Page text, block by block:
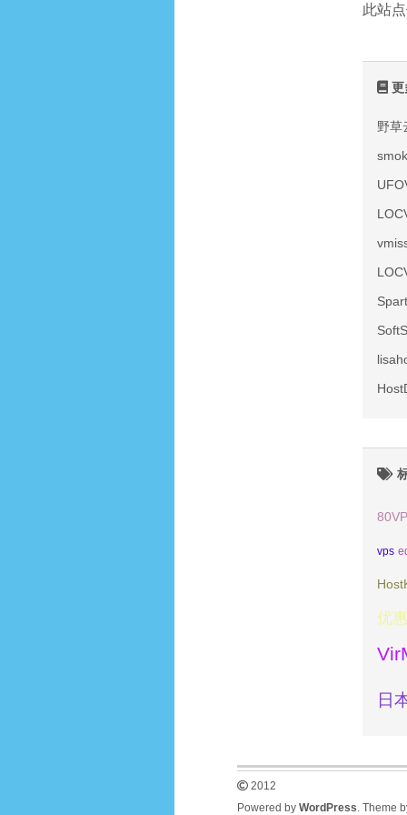
此站
更
野草
vps
优
日
2012
Powered byWordPress. Theme